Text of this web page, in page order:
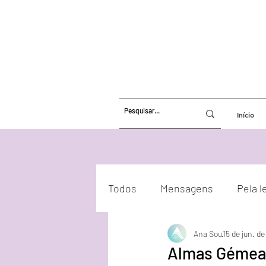
Início
Todos Mensagens Pela
Atualizações Energéticas
Almas
Ana Sou15 de jun.